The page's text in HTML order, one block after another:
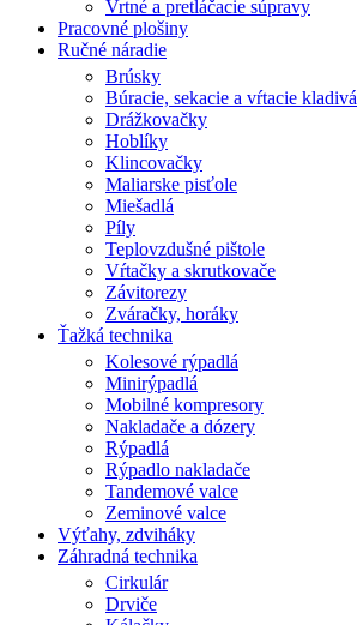
Vrtné a pretláčacie súpravy
Pracovné plošiny
Ručné náradie
Brúsky
Búracie, sekacie a vŕtacie kladivá
Drážkovačky
Hoblíky
Klincovačky
Maliarske pisťole
Miešadlá
Píly
Teplovzdušné pištole
Vŕtačky a skrutkovače
Závitorezy
Zváračky, horáky
Ťažká technika
Kolesové rýpadlá
Minirýpadlá
Mobilné kompresory
Nakladače a dózery
Rýpadlá
Rýpadlo nakladače
Tandemové valce
Zeminové valce
Výťahy, zdviháky
Záhradná technika
Cirkulár
Drviče